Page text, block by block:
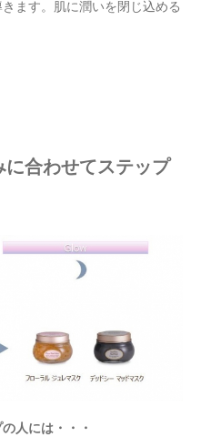
ます。肌に潤いを閉じ込める
合わせてステップ
人には・・・